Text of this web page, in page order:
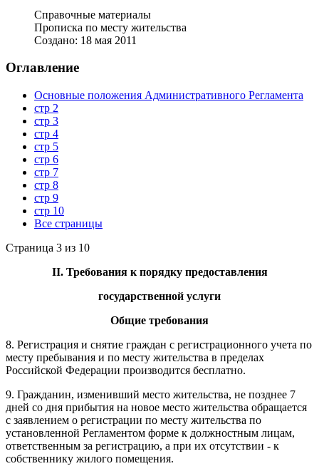
Справочные материалы
Прописка по месту жительства
Создано: 18 мая 2011
Оглавление
Основные положения Административного Регламента
стр 2
стр 3
стр 4
стр 5
стр 6
стр 7
стр 8
стр 9
стр 10
Все страницы
Страница 3 из 10
II. Требования к порядку предоставления
государственной услуги
Общие требования
8. Регистрация и снятие граждан с регистрационного учета по
месту пребывания и по месту жительства в пределах
Российской Федерации производится бесплатно.
9. Гражданин, изменивший место жительства, не позднее 7
дней со дня прибытия на новое место жительства обращается
с заявлением о регистрации по месту жительства по
установленной Регламентом форме к должностным лицам,
ответственным за регистрацию, а при их отсутствии - к
собственнику жилого помещения.